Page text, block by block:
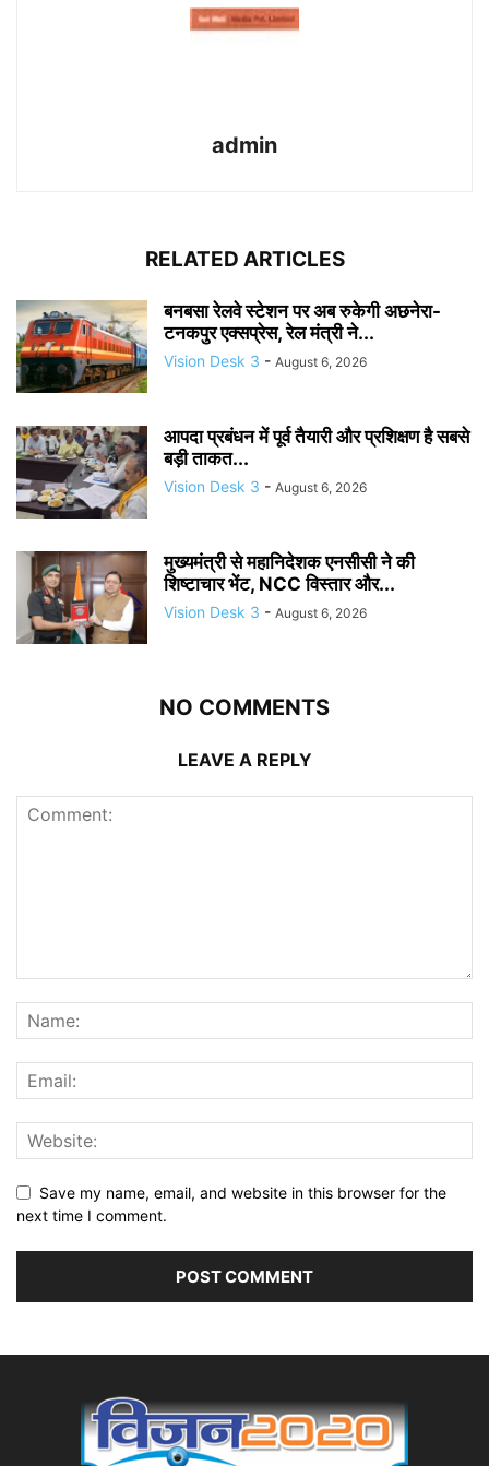
admin
RELATED ARTICLES
बनबसा रेलवे स्टेशन पर अब रुकेगी अछनेरा-
टनकपुर एक्सप्रेस, रेल मंत्री ने...
Vision Desk 3 - August 6, 2026
आपदा प्रबंधन में पूर्व तैयारी और प्रशिक्षण है सबसे
बड़ी ताकत...
Vision Desk 3 - August 6, 2026
मुख्यमंत्री से महानिदेशक एनसीसी ने की
शिष्टाचार भेंट, NCC विस्तार और...
Vision Desk 3 - August 6, 2026
NO COMMENTS
LEAVE A REPLY
Save my name, email, and website in this browser for the
next time I comment.